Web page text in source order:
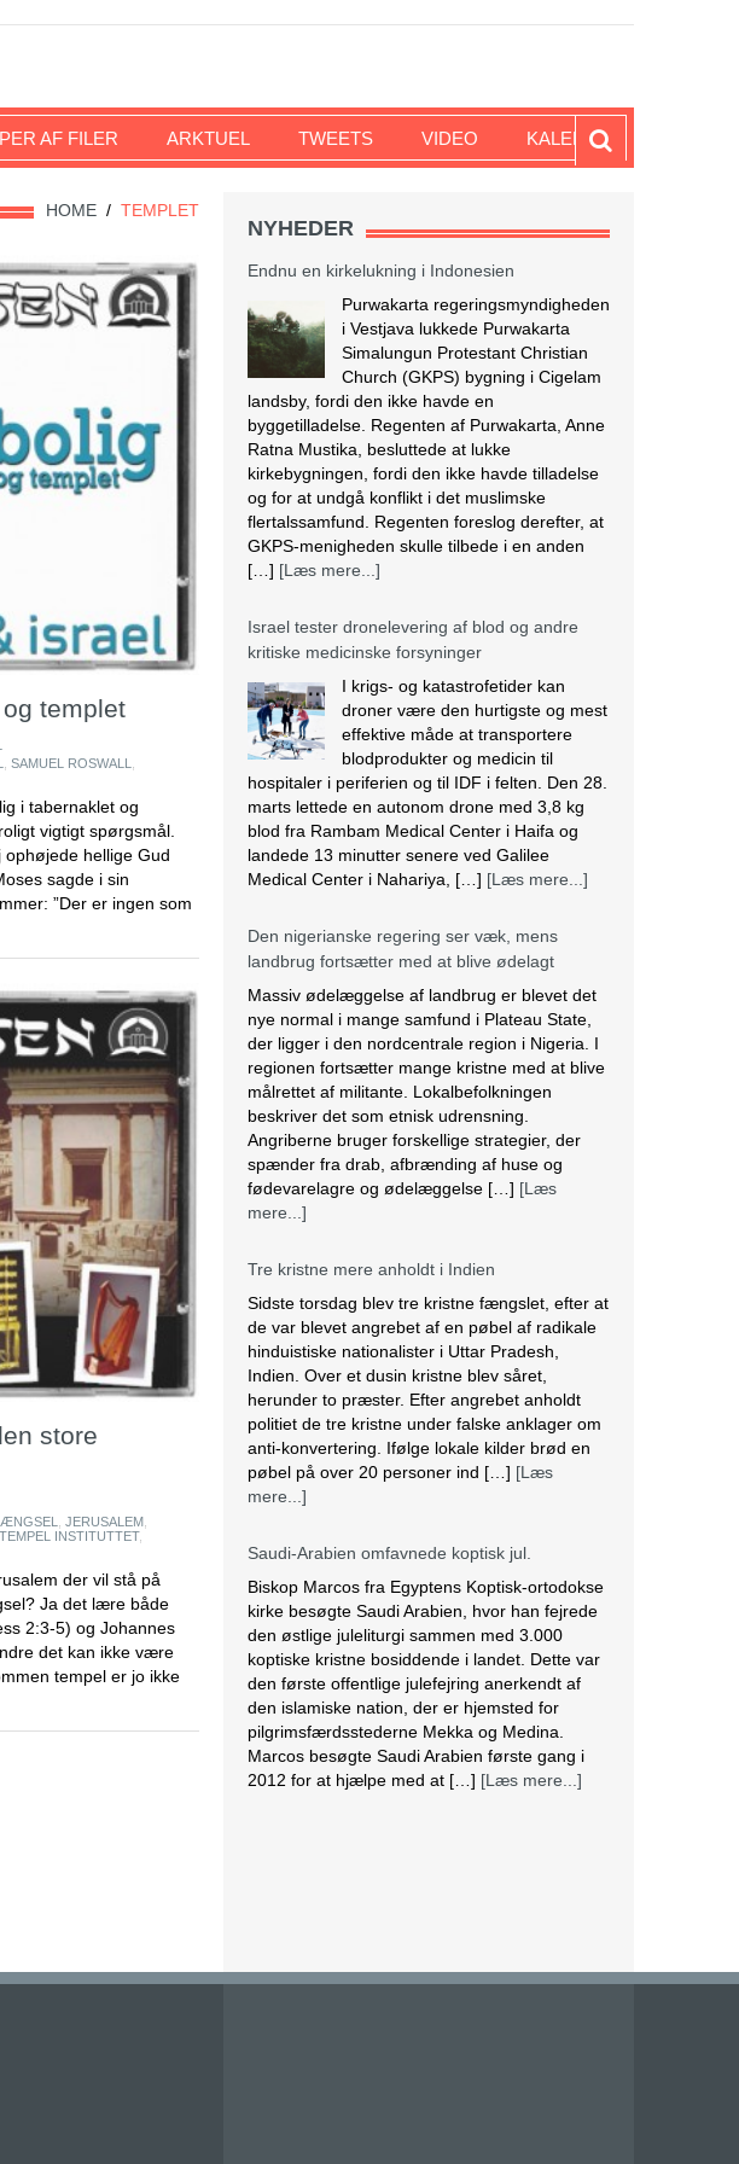
AF FILER ARKTUEL TWEETS VIDEO KALENDER
HOME / TEMPLET
templet
SAMUEL ROSWALL
i tabernaklet og
vigtigt spørgsmål.
hellige Gud
sagde i sin
”Der er ingen som
store
JERUSALEM
TEMPEL INSTITUTTET,
der vil stå på
Ja det lære både
2:3-5) og Johannes
det kan ikke være
tempel er jo ikke
NYHEDER
Purwakarta regeringsmyndigheden
i Vestjava lukkede Purwakarta
byggetilladelse. Regenten af Purwakarta, Anne
kirkebygningen, fordi den ikke havde tilladelse
og for at undgå konflikt i det muslimske
flertalssamfund. Regenten foreslog derefter, at
GKPS-menigheden skulle tilbede i en anden
[Læs mere...]
Israel tester dronelevering af blod og andre
kritiske medicinske forsyninger
I krigs- og katastrofetider kan
droner være den hurtigste og mest
effektive måde at transportere
blodprodukter og medicin til
hospitaler i periferien og til IDF i felten. Den 28.
blod fra Rambam Medical Center i Haifa og
landede 13 minutter senere ved Galilee
Medical Center i Nahariya, […][Læs mere...]
Den nigerianske regering ser væk, mens
landbrug fortsætter med at blive ødelagt
Massiv ødelæggelse af landbrug er blevet det
nye normal i mange samfund i Plateau State,
der ligger i den nordcentrale region i Nigeria. I
regionen fortsætter mange kristne med at blive
målrettet af militante. Lokalbefolkningen
Angriberne bruger forskellige strategier, der
spænder fra drab, afbrænding af huse og
fødevarelagre og ødelæggelse […]
[Læs
Tre kristne mere anholdt i Indien
Sidste torsdag blev tre kristne fængslet, efter at
de var blevet angrebet af en pøbel af radikale
hinduistiske nationalister i Uttar Pradesh,
Indien. Over et dusin kristne blev såret,
herunder to præster. Efter angrebet anholdt
politiet de tre kristne under falske anklager om
pøbel på over 20 personer ind […]
mere...]
Saudi-Arabien omfavnede koptisk jul.
Biskop Marcos fra Egyptens Koptisk-ortodokse
kirke besøgte Saudi Arabien, hvor han fejrede
den østlige juleliturgi sammen med 3.000
koptiske kristne bosiddende i landet. Dette var
den første offentlige julefejring anerkendt af
den islamiske nation, der er hjemsted for
Marcos besøgte Saudi Arabien første gang i
2012 for at hjælpe med at […]
[Læs mere...]
Lesbisk par i Costa Rica bliver viet efter
lovændring
De første vielser i Costa Rica mellem par af
samme køn har fundet sted tirsdag. Det skriver
BBC. Dermed er Costa Rica det første
centralamerikanske land, der tillader
homoseksuelle par at gifte sig. Det lesbiske par
Mahmoud Abbas erklærer alle aftaler og